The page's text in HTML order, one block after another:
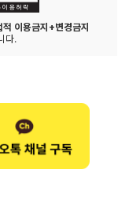
이용금지+변경금지
다.